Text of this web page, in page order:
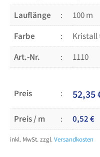
Lauflänge
100 m
Farbe
Kristall
Art.-Nr.
1110
Preis 52,35
Preis / m 0,52€
inkl. MwSt. zzgl. Versandkosten